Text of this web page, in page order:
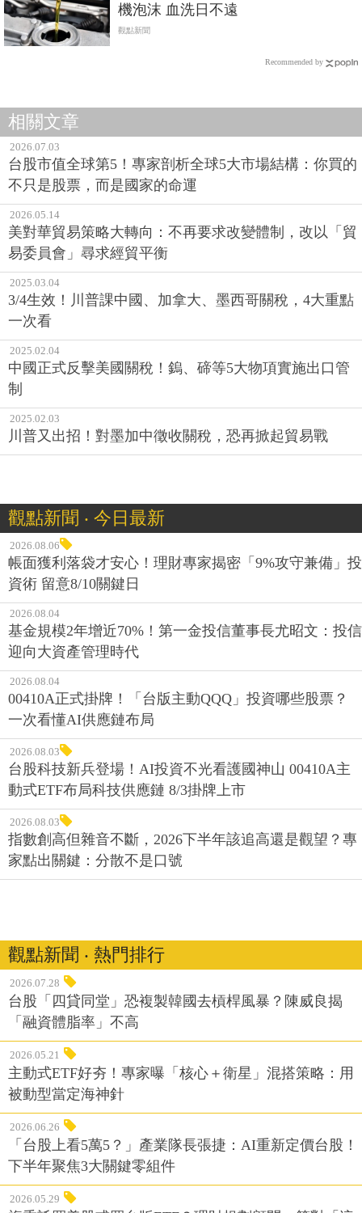
機泡沫 血洗日不遠
觀點新聞
Recommended by
相關文章
2026.07.03
台股市值全球第5！專家剖析全球5大市場結構：你買的
不只是股票，而是國家的命運
2026.05.14
美對華貿易策略大轉向：不再要求改變體制，改以「貿
易委員會」尋求經貿平衡
2025.03.04
3/4生效！川普課中國、加拿大、墨西哥關稅，4大重點
一次看
2025.02.04
中國正式反擊美國關稅！鎢、碲等5大物項實施出口管
制
2025.02.03
川普又出招！對墨加中徵收關稅，恐再掀起貿易戰
觀點新聞 ‧ 今日最新
2026.08.06
帳面獲利落袋才安心！理財專家揭密「9%攻守兼備」投
資術 留意8/10關鍵日
2026.08.04
基金規模2年增近70%！第一金投信董事長尤昭文：投信
迎向大資產管理時代
2026.08.04
00410A正式掛牌！「台版主動QQQ」投資哪些股票？
一次看懂AI供應鏈布局
2026.08.03
台股科技新兵登場！AI投資不光看護國神山 00410A主
動式ETF布局科技供應鏈 8/3掛牌上市
2026.08.03
指數創高但雜音不斷，2026下半年該追高還是觀望？專
家點出關鍵：分散不是口號
觀點新聞 ‧ 熱門排行
2026.07.28
台股「四貸同堂」恐複製韓國去槓桿風暴？陳威良揭
「融資體脂率」不高
2026.05.21
主動式ETF好夯！專家曝「核心＋衛星」混搭策略：用
被動型當定海神針
2026.06.26
「台股上看5萬5？」產業隊長張捷：AI重新定價台股！
下半年聚焦3大關鍵零組件
2026.05.29